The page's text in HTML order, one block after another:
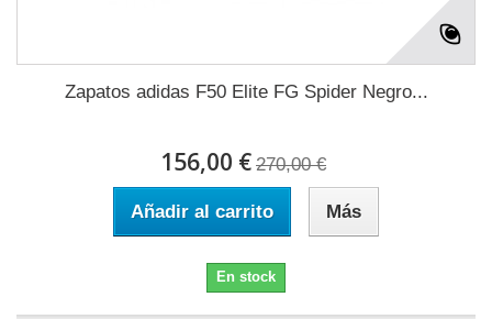
Zapatos adidas F50 Elite FG Spider Negro...
156,00 € 270,00 €
Añadir al carrito Más
En stock